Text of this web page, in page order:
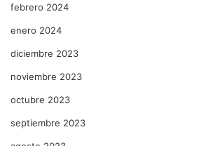
febrero 2024
enero 2024
diciembre 2023
noviembre 2023
octubre 2023
septiembre 2023